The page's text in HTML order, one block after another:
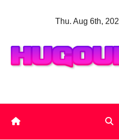
Thu. Aug 6th,